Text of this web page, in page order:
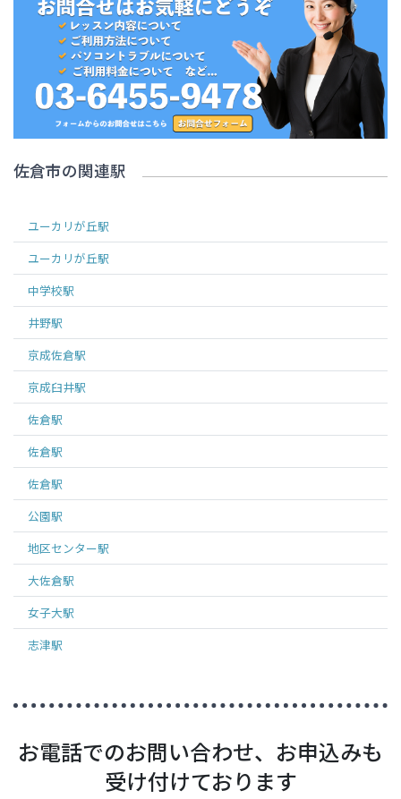
佐倉市の関連駅
ユーカリが丘駅
ユーカリが丘駅
中学校駅
井野駅
京成佐倉駅
京成臼井駅
佐倉駅
佐倉駅
佐倉駅
公園駅
地区センター駅
大佐倉駅
女子大駅
志津駅
お電話でのお問い合わせ、お申込みも
受け付けております